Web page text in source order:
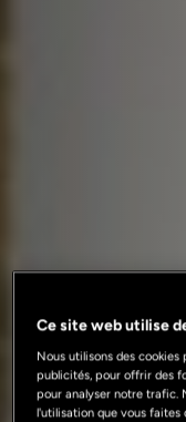
Ce site web utilise
Nous utilisons des
publicités, pour offrir des
pour analyser notre trafic.
l'utilisation que vous faites